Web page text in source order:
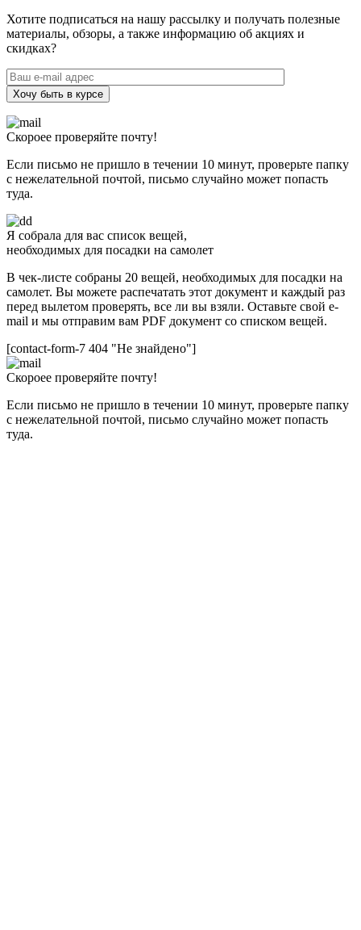
Хотите подписаться на нашу рассылку и получать полезные
материалы, обзоры, а также информацию об акциях и
скидках?
Хочу быть в курсе
Скороее проверяйте почту!
Если письмо не пришло в течении 10 минут, проверьте папку
с нежелательной почтой, письмо случайно может попасть
туда.
Я собрала для вас список вещей,
необходимых для посадки на самолет
В чек-листе собраны 20 вещей, необходимых для посадки на
самолет. Вы можете распечатать этот документ и каждый раз
перед вылетом проверять, все ли вы взяли. Оставьте свой e-
mail и мы отправим вам PDF документ со списком вещей.
[contact-form-7 404 "Не знайдено"]
Скороее проверяйте почту!
Если письмо не пришло в течении 10 минут, проверьте папку
с нежелательной почтой, письмо случайно может попасть
туда.